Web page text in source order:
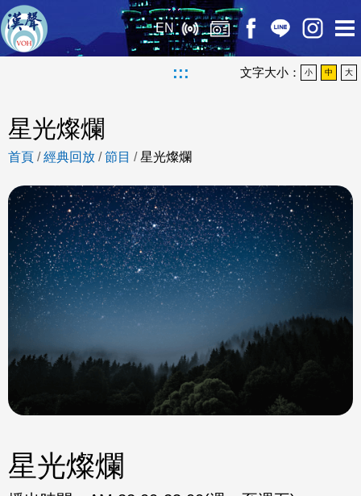
EN
::: 文字大小： 小 中 大
星光燦爛
首頁 /經典回放 /節目 /星光燦爛
星光燦爛